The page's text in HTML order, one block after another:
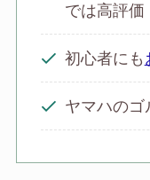
では高評価
初心者にも
ヤマハのゴ